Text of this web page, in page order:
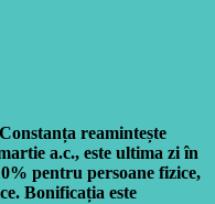
reamintește
a.c., este ultima zi în
pentru persoane fizice,
Bonificația este